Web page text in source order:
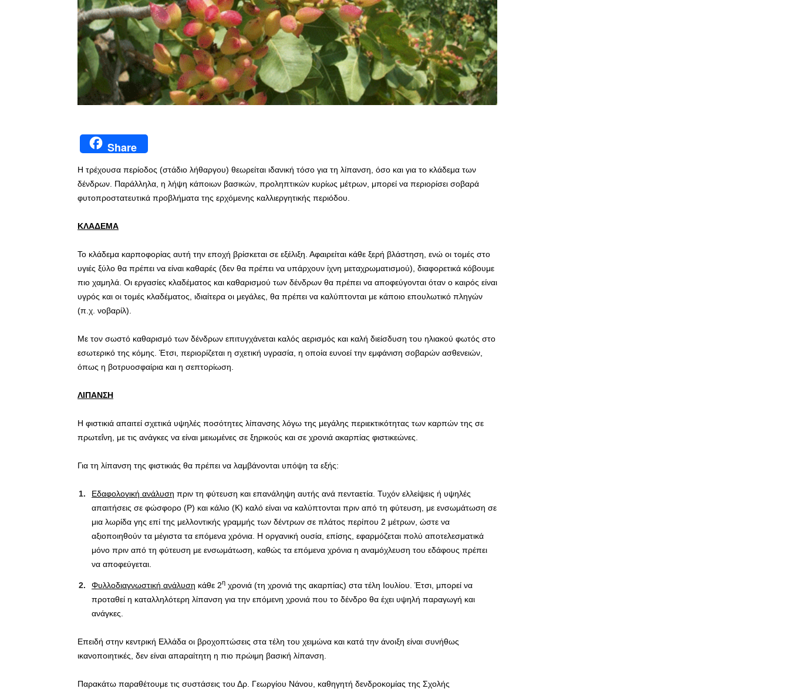
Share
Η τρέχουσα περίοδος (στάδιο λήθαργου) θεωρείται ιδανική τόσο για τη λίπανση, όσο και για το κλάδεμα των
δένδρων. Παράλληλα, η λήψη κάποιων βασικών, προληπτικών κυρίως μέτρων, μπορεί να περιορίσει σοβαρά
φυτοπροστατευτικά προβλήματα της ερχόμενης καλλιεργητικής περιόδου.
ΚΛΑΔΕΜΑ
Το κλάδεμα καρποφορίας αυτή την εποχή βρίσκεται σε εξέλιξη. Αφαιρείται κάθε ξερή βλάστηση, ενώ οι τομές στο
υγιές ξύλο θα πρέπει να είναι καθαρές (δεν θα πρέπει να υπάρχουν ίχνη μεταχρωματισμού), διαφορετικά κόβουμε
πιο χαμηλά. Οι εργασίες κλαδέματος και καθαρισμού των δένδρων θα πρέπει να αποφεύγονται όταν ο καιρός είναι
υγρός και οι τομές κλαδέματος, ιδιαίτερα οι μεγάλες, θα πρέπει να καλύπτονται με κάποιο επουλωτικό πληγών
(π.χ. νοβαρίλ).
Με τον σωστό καθαρισμό των δένδρων επιτυγχάνεται καλός αερισμός και καλή διείσδυση του ηλιακού φωτός στο
εσωτερικό της κόμης. Έτσι, περιορίζεται η σχετική υγρασία, η οποία ευνοεί την εμφάνιση σοβαρών ασθενειών,
όπως η βοτρυοσφαίρια και η σεπτορίωση.
ΛΙΠΑΝΣΗ
Η φιστικιά απαιτεί σχετικά υψηλές ποσότητες λίπανσης λόγω της μεγάλης περιεκτικότητας των καρπών της σε
πρωτεΐνη, με τις ανάγκες να είναι μειωμένες σε ξηρικούς και σε χρονιά ακαρπίας φιστικεώνες.
Για τη λίπανση της φιστικιάς θα πρέπει να λαμβάνονται υπόψη τα εξής:
Εδαφολογική ανάλυση πριν τη φύτευση και επανάληψη αυτής ανά πενταετία. Τυχόν ελλείψεις ή υψηλές
απαιτήσεις σε φώσφορο (P) και κάλιο (Κ) καλό είναι να καλύπτονται πριν από τη φύτευση, με ενσωμάτωση σε
μια λωρίδα γης επί της μελλοντικής γραμμής των δέντρων σε πλάτος περίπου 2 μέτρων, ώστε να
αξιοποιηθούν τα μέγιστα τα επόμενα χρόνια. Η οργανική ουσία, επίσης, εφαρμόζεται πολύ αποτελεσματικά
μόνο πριν από τη φύτευση με ενσωμάτωση, καθώς τα επόμενα χρόνια η αναμόχλευση του εδάφους πρέπει
να αποφεύγεται.
Φυλλοδιαγνωστική ανάλυση κάθε 2η χρονιά (τη χρονιά της ακαρπίας) στα τέλη Ιουλίου. Έτσι, μπορεί να
προταθεί η καταλληλότερη λίπανση για την επόμενη χρονιά που το δένδρο θα έχει υψηλή παραγωγή και
ανάγκες.
Επειδή στην κεντρική Ελλάδα οι βροχοπτώσεις στα τέλη του χειμώνα και κατά την άνοιξη είναι συνήθως
ικανοποιητικές, δεν είναι απαραίτητη η πιο πρώιμη βασική λίπανση.
Παρακάτω παραθέτουμε τις συστάσεις του Δρ. Γεωργίου Νάνου, καθηγητή δενδροκομίας της Σχολής